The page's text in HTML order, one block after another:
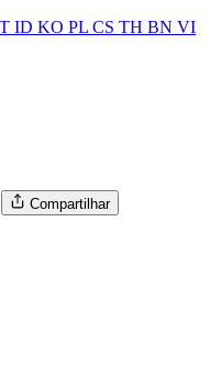
ID KO PL CS TH BN VI
Compartilhar